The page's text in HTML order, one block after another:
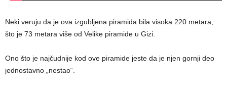
Neki veruju da je ova izgubljena piramida bila visoka 220 metara,
što je 73 metara više od Velike piramide u Gizi.
Ono što je najčudnije kod ove piramide jeste da je njen gornji deo
jednostavno „nestao“.